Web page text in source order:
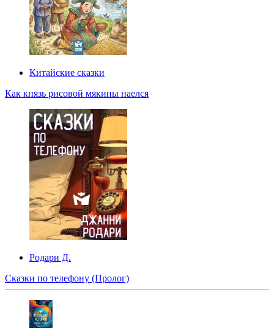
Китайские сказки
Как князь рисовой мякины наелся
Родари Д.
Сказки по телефону (Пролог)